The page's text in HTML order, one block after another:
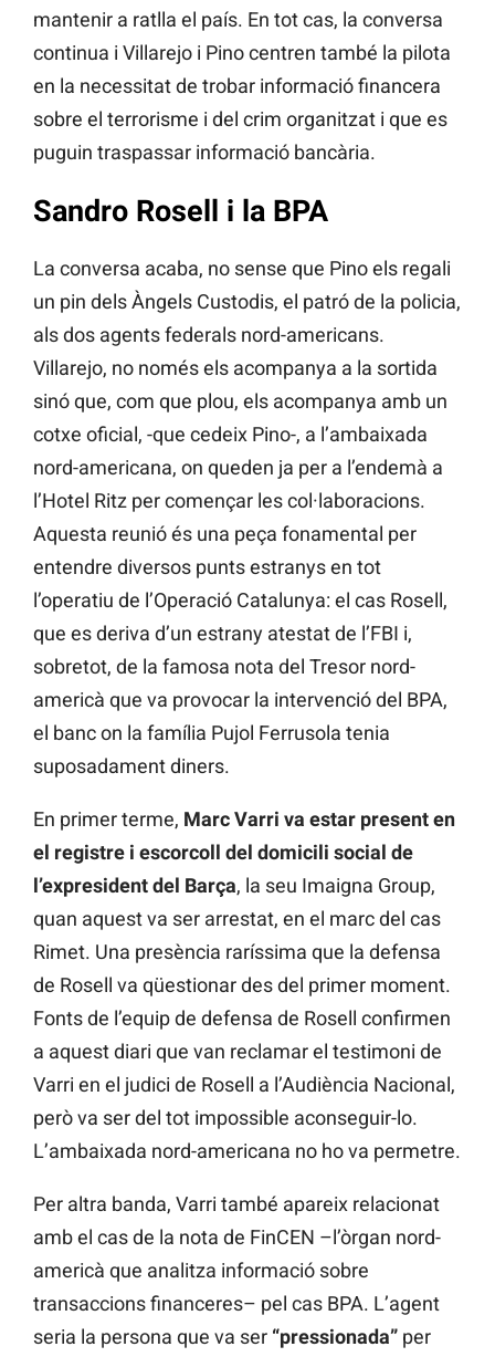
mantenir a ratlla el país. En tot cas, la conversa
continua i Villarejo i Pino centren també la pilota
en la necessitat de trobar informació financera
sobre el terrorisme i del crim organitzat i que es
puguin traspassar informació bancària.
Sandro Rosell i la BPA
La conversa acaba, no sense que Pino els regali
un pin dels Àngels Custodis, el patró de la policia,
als dos agents federals nord-americans.
Villarejo, no només els acompanya a la sortida
sinó que, com que plou, els acompanya amb un
cotxe oficial, -que cedeix Pino-, a l’ambaixada
nord-americana, on queden ja per a l’endemà a
l’Hotel Ritz per començar les col·laboracions.
Aquesta reunió és una peça fonamental per
entendre diversos punts estranys en tot
l’operatiu de l’Operació Catalunya: el cas Rosell,
que es deriva d’un estrany atestat de l’FBI i,
sobretot, de la famosa nota del Tresor nord-
americà que va provocar la intervenció del BPA,
el banc on la família Pujol Ferrusola tenia
suposadament diners.
En primer terme, Marc Varri va estar present en
el registre i escorcoll del domicili social de
l’expresident del Barça, la seu Imaigna Group,
quan aquest va ser arrestat, en el marc del cas
Rimet. Una presència raríssima que la defensa
de Rosell va qüestionar des del primer moment.
Fonts de l’equip de defensa de Rosell confirmen
a aquest diari que van reclamar el testimoni de
Varri en el judici de Rosell a l’Audiència Nacional,
però va ser del tot impossible aconseguir-lo.
L’ambaixada nord-americana no ho va permetre.
Per altra banda, Varri també apareix relacionat
amb el cas de la nota de FinCEN –l’òrgan nord-
americà que analitza informació sobre
transaccions financeres– pel cas BPA. L’agent
seria la persona que va ser “pressionada” per